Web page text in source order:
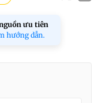
ưu tiên
hướng dẫn.